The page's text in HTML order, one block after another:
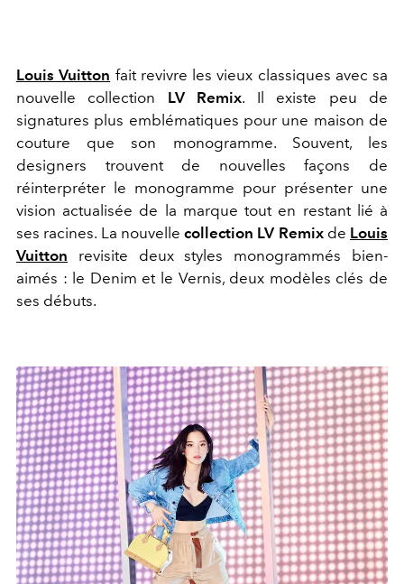
Louis Vuitton fait revivre les vieux classiques avec sa
nouvelle collection LV Remix. Il existe peu de
signatures plus emblématiques pour une maison de
couture que son monogramme. Souvent, les
designers trouvent de nouvelles façons de
réinterpréter le monogramme pour présenter une
vision actualisée de la marque tout en restant lié à
ses racines. La nouvelle collection LV Remixde Louis
Vuitton revisite deux styles monogrammés bien-
aimés : le Denim et le Vernis, deux modèles clés de
ses débuts.